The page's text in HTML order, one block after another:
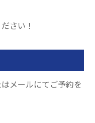
さい！
メールにてご予約を